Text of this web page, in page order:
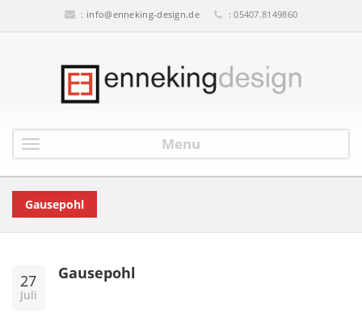
: info@enneking-design.de : 05407.8149860
Menu
Gausepohl
27
Juli
Gausepohl